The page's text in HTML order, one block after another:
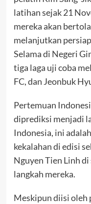
latihan sejak 21
mereka akan
melanjutkan
Selama di Negeri
tiga laga uji coba
FC, dan Jeonbuk
Pertemuan
diprediksi menjadi
Indonesia, ini
kekalahan di edisi
Nguyen Tien Linh
langkah mereka.
Meskipun diisi oleh